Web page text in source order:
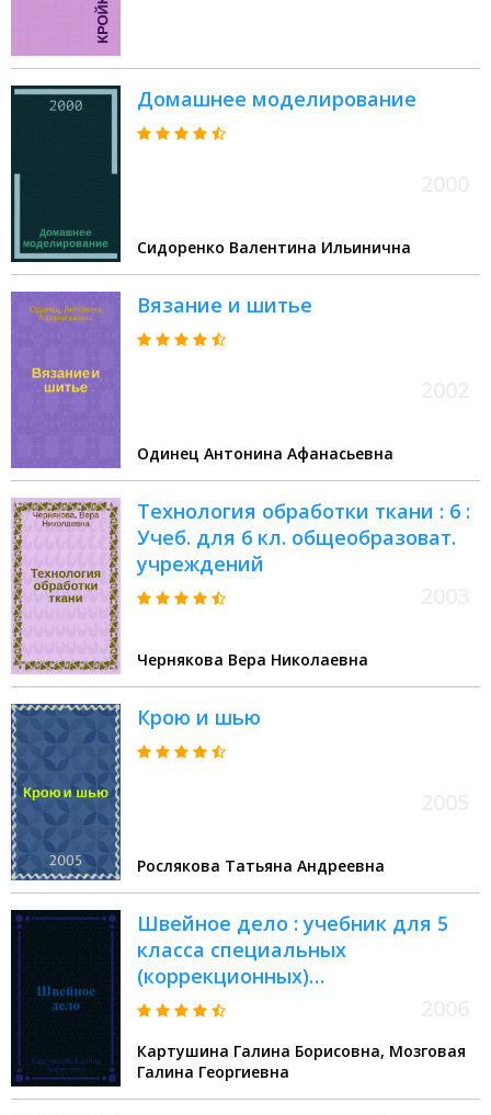
Домашнее моделирование
Сидоренко Валентина Ильинична
Вязание и шитье
Одинец Антонина Афанасьевна
Технология обработки ткани : 6 :
Учеб. для 6 кл. общеобразоват.
учреждений
Чернякова Вера Николаевна
Крою и шью
Рослякова Татьяна Андреевна
Швейное дело : учебник для 5
класса специальных
(коррекционных)
образовательных учреждений
Картушина Галина Борисовна, Мозговая
Галина Георгиевна